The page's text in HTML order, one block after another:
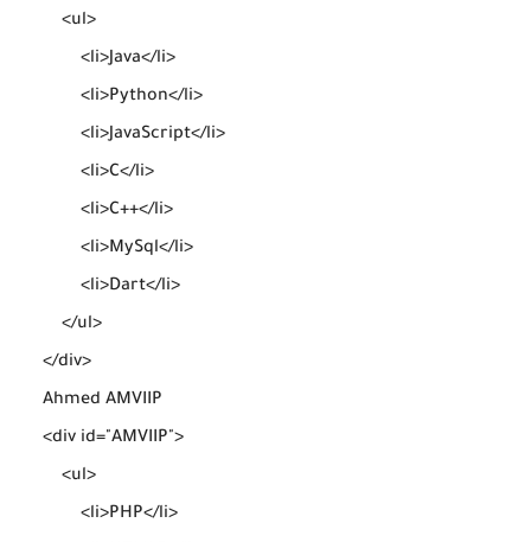
        <ul>
            <li>Java</li>
            <li>Python</li>
            <li>JavaScript</li>
            <li>C</li>
            <li>C++</li>
            <li>MySql</li>
            <li>Dart</li>
        </ul>
    </div>
    Ahmed AMVIIP
    <div id="AMVIIP">
        <ul>
            <li>PHP</li>